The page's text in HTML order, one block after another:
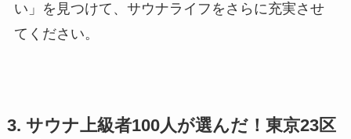
い」を見つけて、サウナライフをさらに充実させ
てください。
3. サウナ上級者100人が選んだ！東京23区